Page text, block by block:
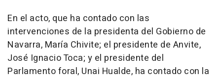
En el acto, que ha contado con las
intervenciones de la presidenta del Gobierno de
Navarra, María Chivite; el presidente de Anvite,
José Ignacio Toca; y el presidente del
Parlamento foral, Unai Hualde, ha contado con la